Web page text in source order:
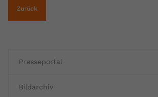
Presseportal
Bildarchiv
Zurück
Zweck